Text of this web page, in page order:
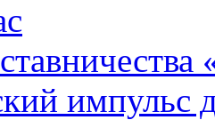
импульс